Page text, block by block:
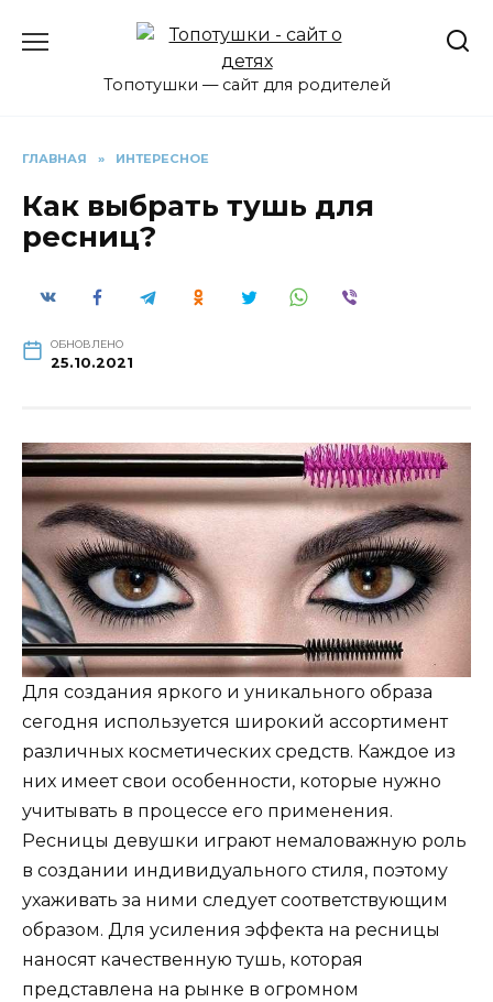
Топотушки — сайт для родителей
ГЛАВНАЯ » ИНТЕРЕСНОЕ
Как выбрать тушь для
ресниц?
ОБНОВЛЕНО
25.10.2021
Для создания яркого и уникального образа
сегодня используется широкий ассортимент
различных косметических средств. Каждое из
них имеет свои особенности, которые нужно
учитывать в процессе его применения.
Ресницы девушки играют немаловажную роль
в создании индивидуального стиля, поэтому
ухаживать за ними следует соответствующим
образом. Для усиления эффекта на ресницы
наносят качественную тушь, которая
представлена на рынке в огромном